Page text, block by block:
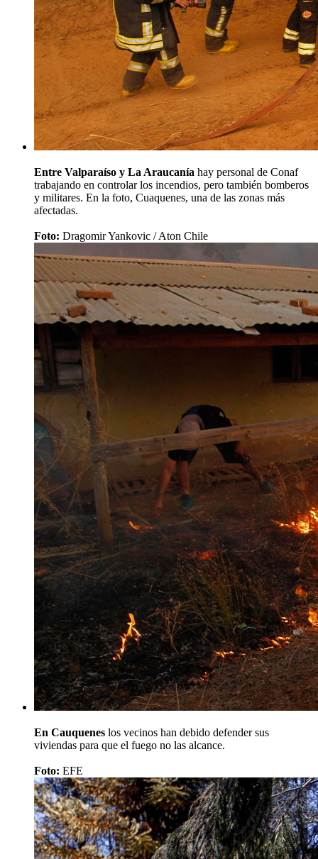
Entre Valparaíso y La Araucanía hay personal de Conaf
trabajando en controlar los incendios, pero también bomberos
y militares. En la foto, Cuaquenes, una de las zonas más
afectadas.
Foto: Dragomir Yankovic / Aton Chile
En Cauquenes los vecinos han debido defender sus
viviendas para que el fuego no las alcance.
Foto: EFE